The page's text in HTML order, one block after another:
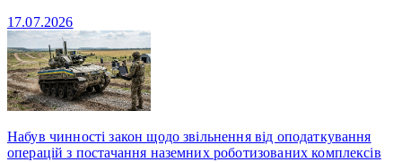
17.07.2026
Набув чинності закон щодо звільнення від оподаткування
операцій з постачання наземних роботизованих комплексів